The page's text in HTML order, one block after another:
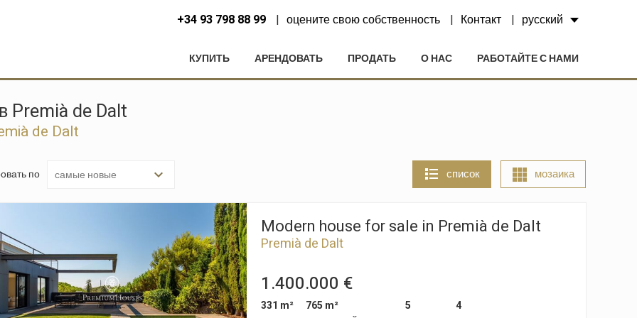
+34 93 798 88 99 оцените свою собственность Контакт русский
КУПИТЬ АРЕНДОВАТЬ ПРОДАТЬ О НАС РАБОТАЙТЕ С НАМИ
Premià de Dalt
de Dalt
по список мозаика
Modern house for sale in Premià de Dalt
Premià de Dalt
1.400.000 €
331 m²
765 m²
5
4